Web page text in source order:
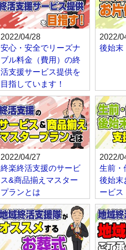
2022/04/28
安心・安全でリーズナ
ブル料金（費用）の終
活支援サービス提供を
目指しています！
2022/
後始末
2022/04/27
終楽終活支援のサービ
ス&商品揃えマスター
プランとは
2022/
生前・
後始末
ービス